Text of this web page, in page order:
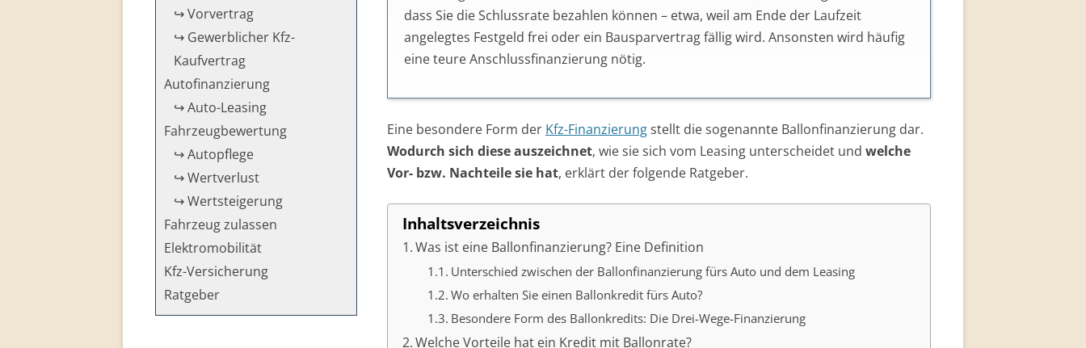
Eine besondere Form der Kfz-Finanzierung
stellt die sogenannte Ballonfinanzierung dar.
, wie sie sich vom Leasing unterscheidet und
Inhaltsverzeichnis
Was ist eine Ballonfinanzierung? Eine Definition
Wo erhalten Sie einen Ballonkredit fürs Auto?
Besondere Form des Ballonkredits: Die Drei-Wege-Finanzierung
Das dicke Ende kommt zum Schluss: Nachteile der Autofinanzierung mit
Ballonrate
↪ Vorvertrag
↪ Gewerblicher Kfz-
Kaufvertrag
Autofinanzierung
↪ Auto-Leasing
Fahrzeug­bewertung
↪ Autopflege
↪ Wertverlust
↪ Wertsteigerung
Fahrzeug zulassen
Elektromobilität
Kfz-Versicherung
Ratgeber